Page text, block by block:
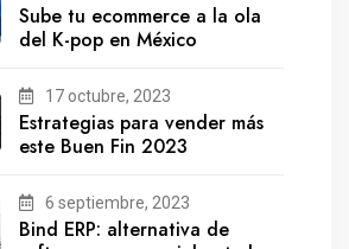
Sube tu ecommerce a la ola
del K-pop en México
17 octubre, 2023
Estrategias para vender más
este Buen Fin 2023
6 septiembre, 2023
Bind ERP: alternativa de